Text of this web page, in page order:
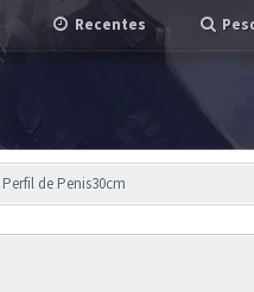
Recentes
Perfil de Penis30cm